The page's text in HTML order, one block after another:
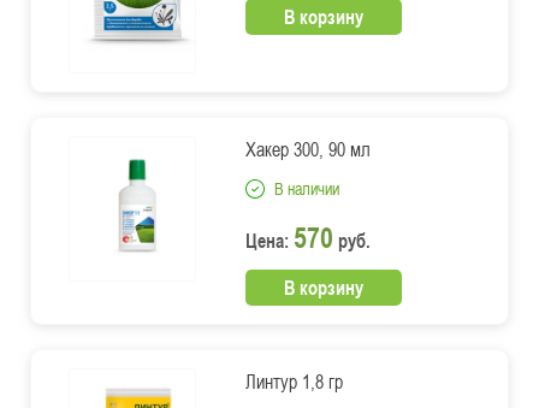
В корзину
Хакер 300, 90 мл
В наличии
Цена: 570 руб.
В корзину
Линтур 1,8 гр